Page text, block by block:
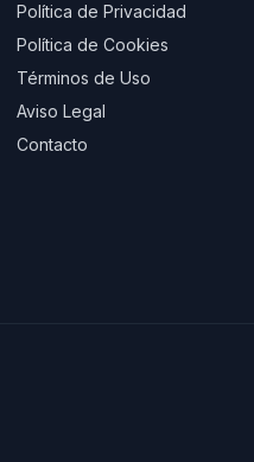
Política de Privacidad
Política de Cookies
Términos de Uso
Aviso Legal
Contacto